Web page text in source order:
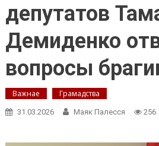
депутатов
Демиденко
вопросы
Важнае Грамадства
31.03.2026 Маяк Палесся 256